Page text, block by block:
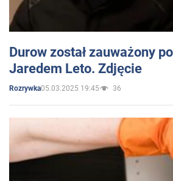
Durow został zauważony
Jaredem Leto. Zdjęcie
Rozrywka05.03.2025 19:45 36